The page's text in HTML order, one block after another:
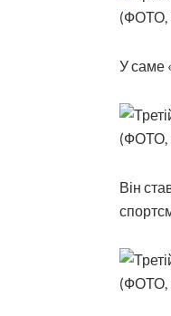
У саме
Він